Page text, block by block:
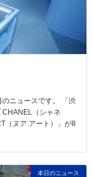
ニュースです。 「渋
CHANEL（シャネ
（ヌア アート）」が8
本日のニュース